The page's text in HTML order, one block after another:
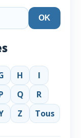
OK
H
I
Q
R
Z Tous